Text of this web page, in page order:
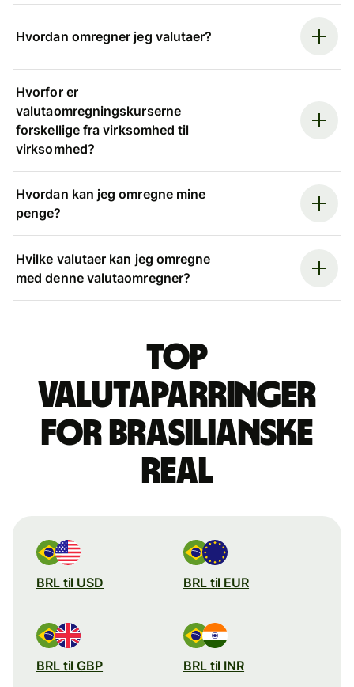
Hvordan omregner jeg valutaer?
Hvorfor er
valutaomregningskurserne
forskellige fra virksomhed til
virksomhed?
Hvordan kan jeg omregne mine
penge?
Hvilke valutaer kan jeg omregne
med denne valutaomregner?
Top
valutaparringer
for brasilianske
real
BRL til USD BRL til EUR
BRL til GBP BRL til INR